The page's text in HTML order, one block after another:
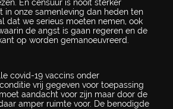
En censuur is nooit sterker
in onze samenleving dan heden ten
dat we serieus moeten nemen, ook
de angst is gaan regeren en de
op worden gemanoeuvreerd.
covid-19 vaccins onder
vrij gegeven voor toepassing
aandacht voor zijn maar door de
amper ruimte voor. De benodigde